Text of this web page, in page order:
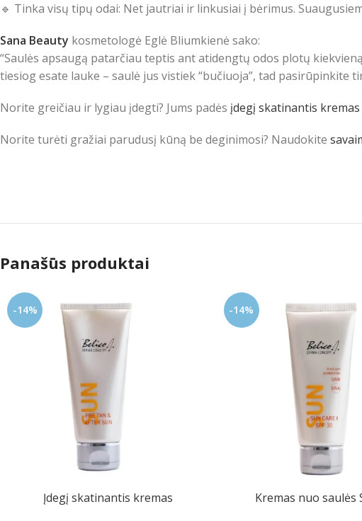
🔹 Tinka visų tipų odai: Net jautriai ir linkusiai į bėrimus.
Sana Beauty kosmetologė Eglė Bliumkienė sako:
“Saulės apsaugą patarčiau teptis ant atidengtų odos plotų
tiesiog esate lauke – saulė jus vistiek “bučiuoja”, tad pasirūpinkite
Norite greičiau ir lygiau įdegti? Jums padės įdegį skatinantis kremas
Norite turėti gražiai parudusį kūną be deginimosi? Naudokite
Panašūs produktai
-14%
Įdegį skatinantis kremas
-14%
Kremas nuo saulės